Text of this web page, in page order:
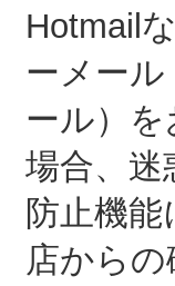
Hotmail
ーメー
ール）
場合、迷
防止機
店から